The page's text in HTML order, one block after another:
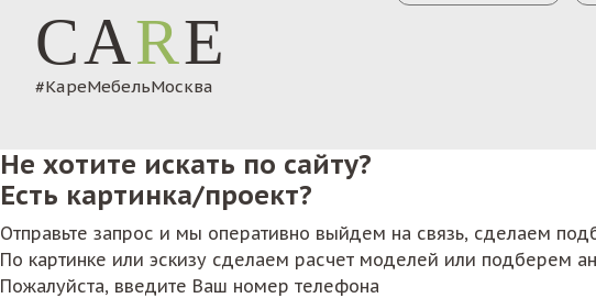
CARE
#КареМебельМосква
Не хотите искать по сайту?
Есть картинка/проект?
Отправьте запрос и мы оперативно выйдем на связь, сделаем
По картинке или эскизу сделаем расчет моделей или подберем
Пожалуйста, введите Ваш номер телефона